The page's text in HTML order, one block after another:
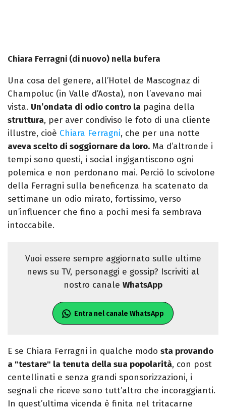
Chiara Ferragni (di nuovo) nella bufera
Una cosa del genere, all’Hotel de Mascognaz di
Champoluc (in Valle d’Aosta), non l’avevano mai
vista. Un’ondata di odio contro la pagina della
struttura, per aver condiviso le foto di una cliente
illustre, cioè Chiara Ferragni, che per una notte
aveva scelto di soggiornare da loro. Ma d’altronde i
tempi sono questi, i social ingigantiscono ogni
polemica e non perdonano mai. Perciò lo scivolone
della Ferragni sulla beneficenza ha scatenato da
settimane un odio mirato, fortissimo, verso
un’influencer che fino a pochi mesi fa sembrava
intoccabile.
Vuoi essere sempre aggiornato sulle ultime
news su TV, personaggi e gossip? Iscriviti al
nostro canale WhatsApp
Entra nel canale WhatsApp
E se Chiara Ferragni in qualche modo sta provando
a "testare" la tenuta della sua popolarità, con post
centellinati e senza grandi sponsorizzazioni, i
segnali che riceve sono tutt’altro che incoraggianti.
In quest’ultima vicenda è finita nel tritacarne